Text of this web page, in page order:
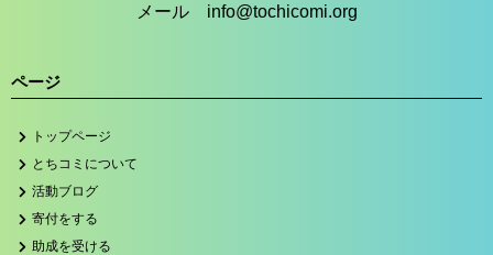
メール info@tochicomi.org
ページ
トップページ
とちコミについて
活動ブログ
寄付をする
助成を受ける